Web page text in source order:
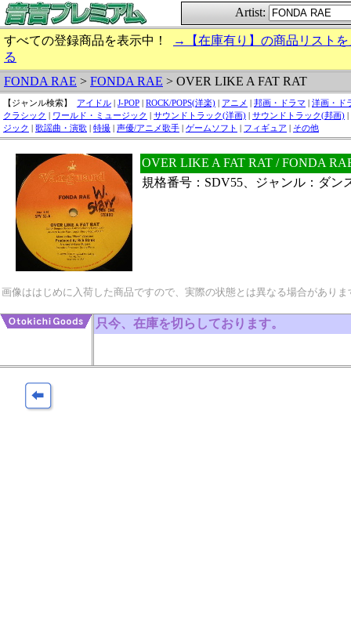
Artist:
すべての登録商品を表示中！
→【在庫有り】の商品リストを
る
FONDA RAE > FONDA RAE > OVER LIKE A FAT RAT
【ジャンル検索】 アイドル | J-POP | ROCK/POPS(洋楽) | アニメ | 邦画・ドラマ | 洋画・ド
クラシック | ワールド・ミュージック | サウンドトラック(洋画) | サウンドトラック(邦画) |
ジック | 歌謡曲・演歌 | 特撮 | 声優/アニメ歌手 | ゲームソフト | フィギュア | その他
OVER LIKE A FAT RAT / FONDA
規格番号：SDV55、ジャンル：ダン
画像ははじめに入荷した商品ですので、実際の状態とは異なる場合があり
只今、在庫を切らしております。